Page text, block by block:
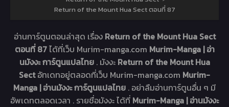
Return of the Mount Hua Sect ตอนที่ 87
อ่านการ์ตูนตอนล่าสุด เรื่อง Return of the Mount Hua Sect
ตอนที่ 87ได้ที่เว็บ Murim-manga.com Murim-Manga | อ่า
นมังงะ การ์ตูนแปลไทย . มังงะ Return of the Mount Hua
Sectอัทเดทอยู่ตลอดที่เว็บ Murim-manga.com Murim-
Manga | อ่านมังงะ การ์ตูนแปลไทย . อย่าลืมอ่านการ์ตูนอื่น ๆ มี
อัพเดทตลอดเวลา . รายชื่อมังงะ ได้ที่ Murim-Manga | อ่านมังงะ